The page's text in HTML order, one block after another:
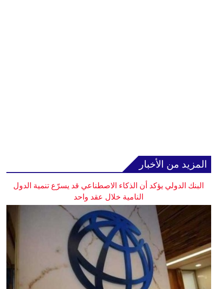
المزيد من الأخبار
البنك الدولي يؤكد أن الذكاء الاصطناعي قد يسرّع تنمية الدول
النامية خلال عقد واحد